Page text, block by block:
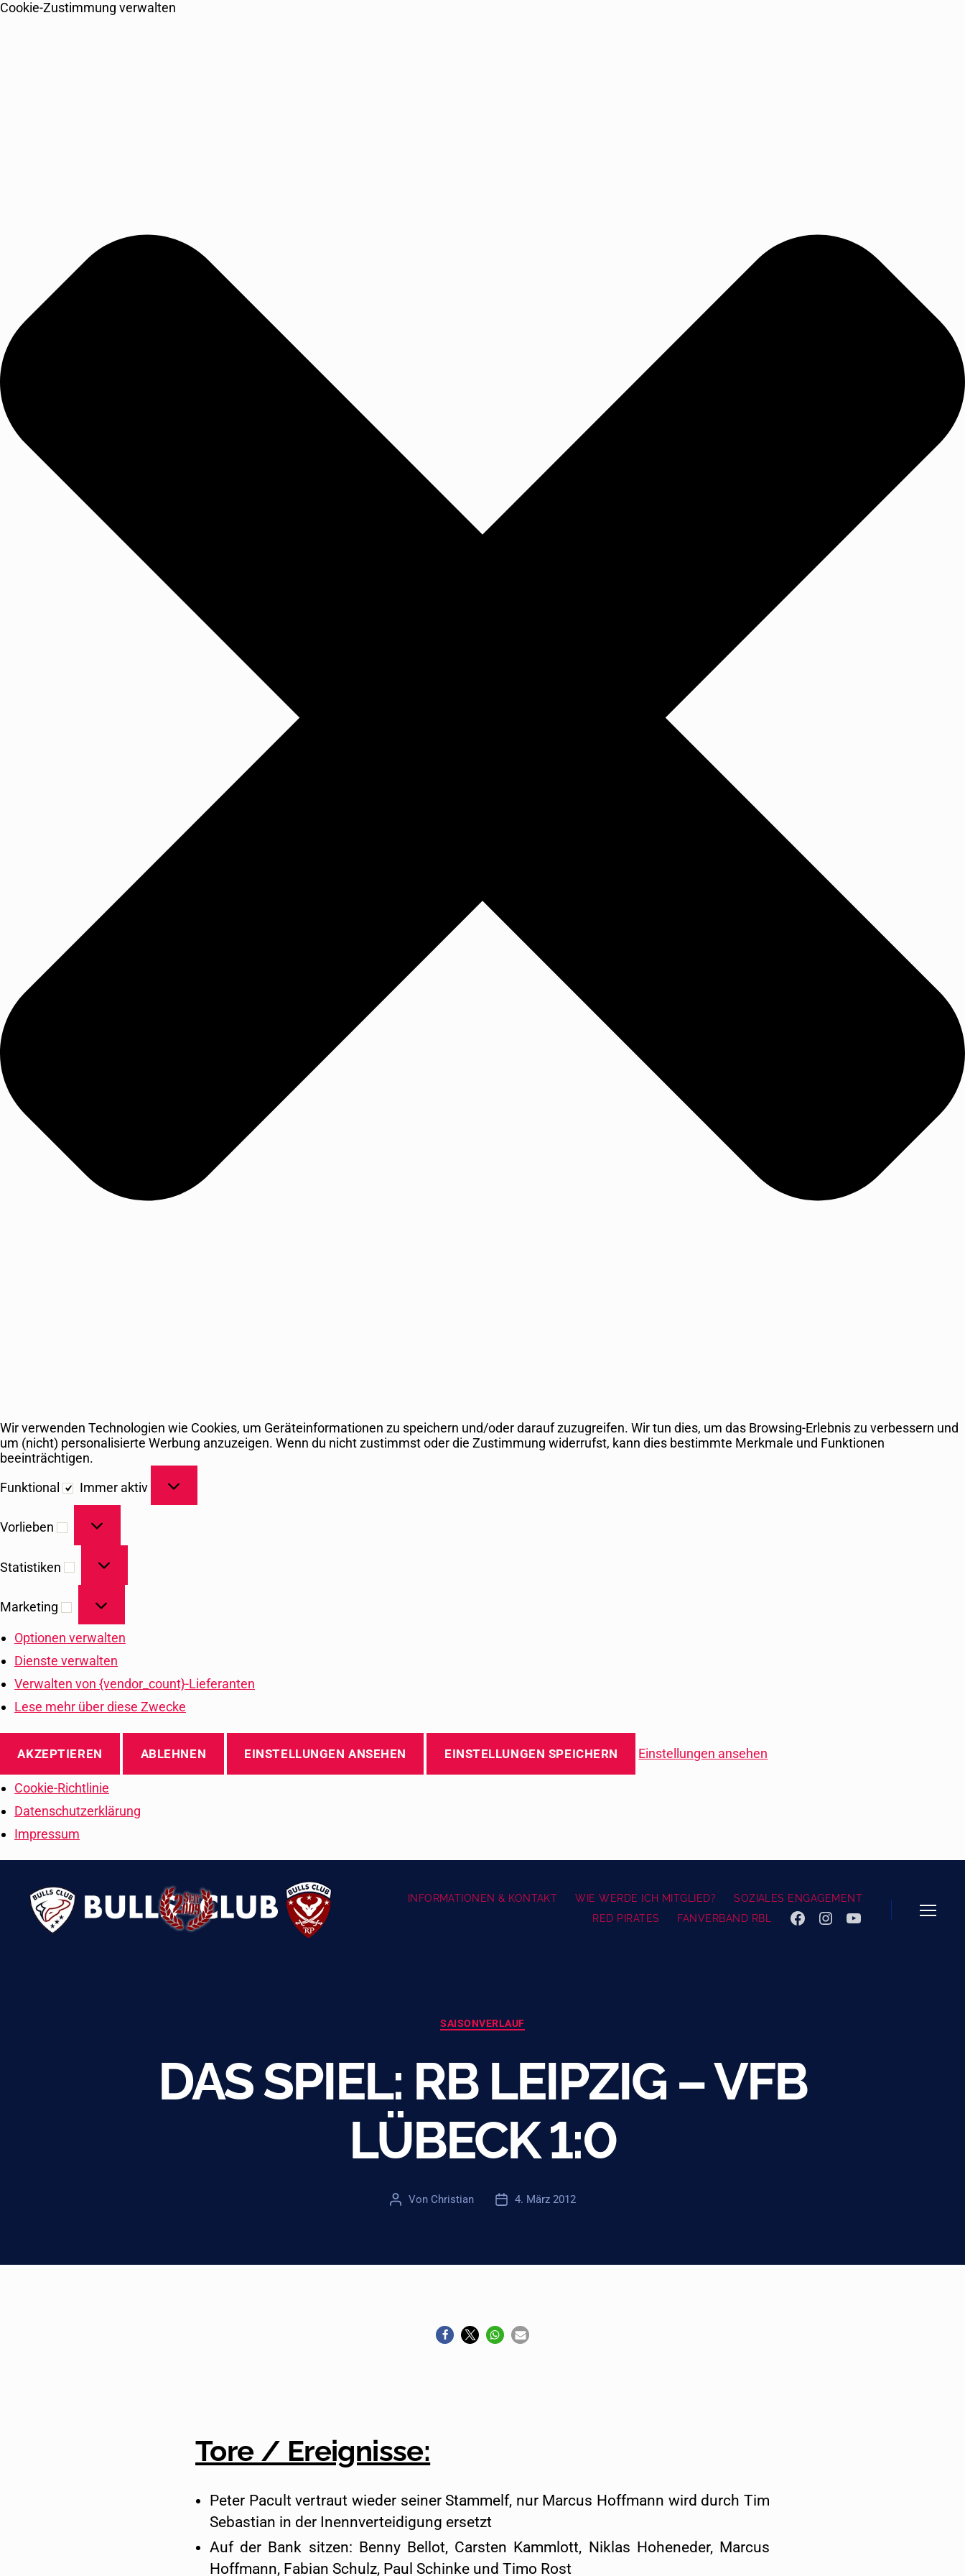
Cookie-Zustimmung verwalten
Wir verwenden Technologien wie Cookies, um Geräteinformationen zu speichern und/oder darauf zuzugreifen. Wir tun dies, um das Browsing-Erlebnis zu verbessern und
um (nicht) personalisierte Werbung anzuzeigen. Wenn du nicht zustimmst oder die Zustimmung widerrufst, kann dies bestimmte Merkmale und Funktionen
beeinträchtigen.
Funktional
Immer aktiv
Vorlieben
Statistiken
Marketing
Optionen verwalten
Dienste verwalten
Verwalten von {vendor_count}-Lieferanten
Lese mehr über diese Zwecke
AKZEPTIEREN ABLEHNEN EINSTELLUNGEN ANSEHEN EINSTELLUNGEN SPEICHERN Einstellungen ansehen
Cookie-Richtlinie
Datenschutzerklärung
Impressum
INFORMATIONEN & KONTAKT WIE WERDE ICH MITGLIED?
SOZIALES ENGAGEMENT
RED PIRATES
FANVERBAND RBL FACEBOOKINSTAGRAM
YOUTUBE
Kategorien
SAISONVERLAUF
DAS SPIEL: RB LEIPZIG – VFB
LÜBECK 1:0
Beitragsautor
Von Christian Veröffentlichungsdatum
4. März 2012
Tore / Ereignisse:
Peter Pacult vertraut wieder seiner Stammelf, nur Marcus Hoffmann wird durch Tim
Sebastian in der Inennverteidigung ersetzt
Auf der Bank sitzen: Benny Bellot, Carsten Kammlott, Niklas Hoheneder, Marcus
Hoffmann, Fabian Schulz, Paul Schinke und Timo Rost